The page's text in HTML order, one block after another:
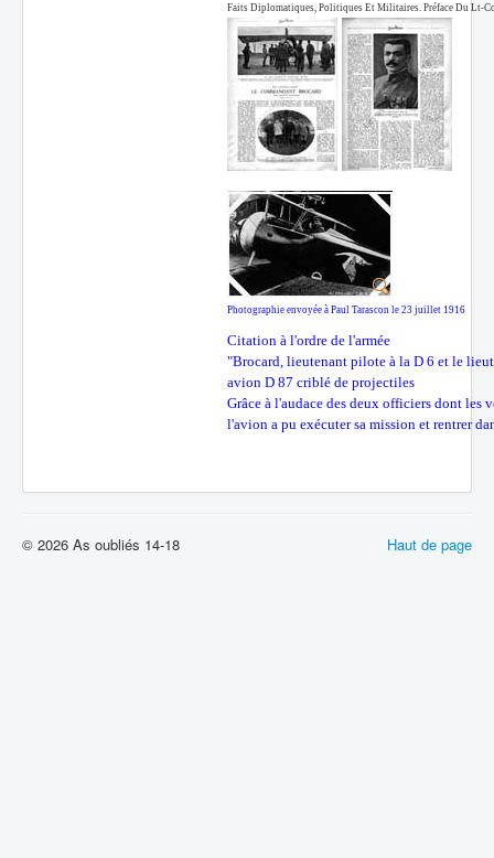
Faits Diplomatiques, Politiques Et Militaires. Préface Du Lt-
Photographie envoyée à Paul Tarascon le 23 juillet 1916
Citation à l'ordre de l'armée
"Brocard, lieutenant pilote à la D 6 et le
avion D 87 criblé de projectiles
Grâce à l'audace des deux officiers dont les
l'avion a pu exécuter sa mission et rentrer
Haut de page
© 2026 As oubliés 14-18